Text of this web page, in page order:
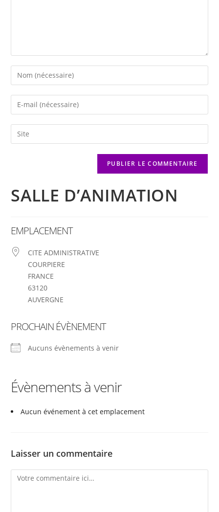
SALLE D’ANIMATION
EMPLACEMENT
CITE ADMINISTRATIVE
COURPIERE
FRANCE
63120
AUVERGNE
PROCHAIN ÉVÈNEMENT
Aucuns évènements à venir
Évènements à venir
Aucun événement à cet emplacement
Laisser un commentaire